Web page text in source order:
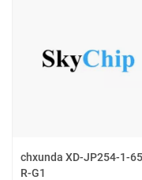
chxunda XD-JP254-1-
R-G1